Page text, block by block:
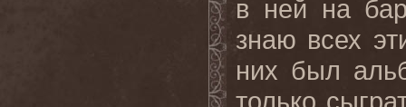
в ней на
знаю всех
них был